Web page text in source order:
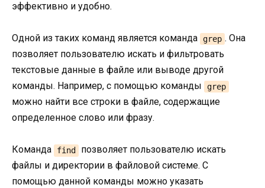
эффективно и удобно.
Одной из таких команд является команда grep . Она
позволяет пользователю искать и фильтровать
текстовые данные в файле или выводе другой
команды. Например, с помощью команды
grep
можно найти все строки в файле, содержащие
определенное слово или фразу.
Команда find
позволяет пользователю искать
файлы и директории в файловой системе. С
помощью данной команды можно указать